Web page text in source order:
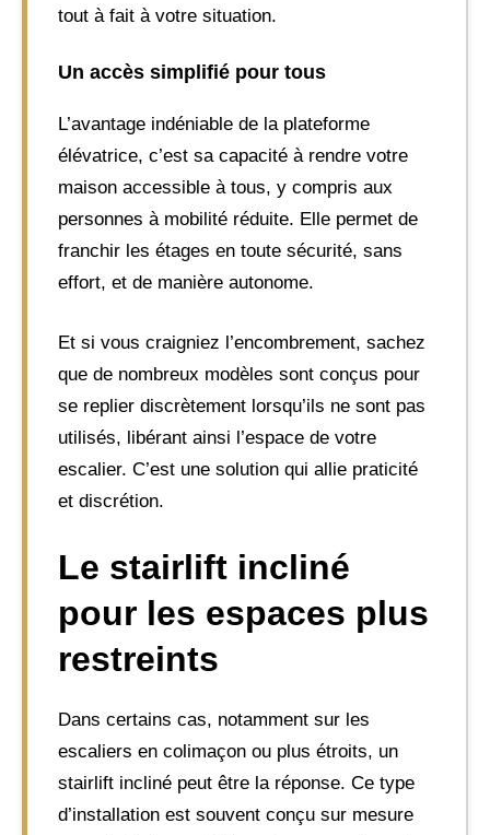
tout à fait à votre situation.
Un accès simplifié pour tous
L’avantage indéniable de la plateforme
élévatrice, c’est sa capacité à rendre votre
maison accessible à tous, y compris aux
personnes à mobilité réduite. Elle permet de
franchir les étages en toute sécurité, sans
effort, et de manière autonome.
Et si vous craigniez l’encombrement, sachez
que de nombreux modèles sont conçus pour
se replier discrètement lorsqu’ils ne sont pas
utilisés, libérant ainsi l’espace de votre
escalier. C’est une solution qui allie praticité
et discrétion.
Le stairlift incliné
pour les espaces plus
restreints
Dans certains cas, notamment sur les
escaliers en colimaçon ou plus étroits, un
stairlift incliné peut être la réponse. Ce type
d’installation est souvent conçu sur mesure